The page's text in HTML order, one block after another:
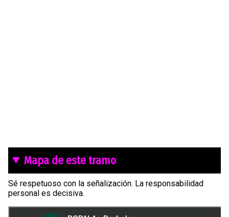
Mapa de este tramo
Sé respetuoso con la señalización. La responsabilidad
personal es decisiva.